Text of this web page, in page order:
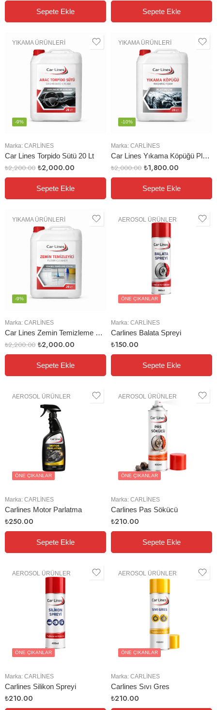
Sepete Ekle Sepete Ekle
YIKAMA ÜRÜNLERI
Marka: CARLINES
Car Lines Torpido Sütü 20 Lt
-9%
₺2,200.00 ₺2,000.00
Sepete Ekle
YIKAMA ÜRÜNLERI
Marka: CARLINES
Car Lines Yıkama Köpüğü Platinium 20 Lt
-10%
₺2,000.00 ₺1,800.00
Sepete Ekle
YIKAMA ÜRÜNLERI
Marka: CARLINES
Car Lines Zemin Temizleme 20 Lt
-9%
₺2,200.00 ₺2,000.00
Sepete Ekle
AEROSOL ÜRÜNLER
Marka: CARLINES
Carlines Balata Spreyi
ÖNE ÇIKANLAR
₺150.00
Sepete Ekle
AEROSOL ÜRÜNLER
Marka: CARLINES
Carlines Motor Parlatma
ÖNE ÇIKANLAR
₺250.00
Sepete Ekle
AEROSOL ÜRÜNLER
Marka: CARLINES
Carlines Pas Sökücü
ÖNE ÇIKANLAR
₺210.00
Sepete Ekle
AEROSOL ÜRÜNLER
Marka: CARLINES
Carlines Silikon Spreyi
ÖNE ÇIKANLAR
₺210.00
AEROSOL ÜRÜNLER
Marka: CARLINES
Carlines Sıvı Gres
ÖNE ÇIKANLAR
₺210.00